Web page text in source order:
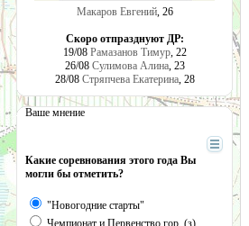
Макаров Евгений, 26
Скоро отпразднуют ДР:
19/08 Рамазанов Тимур, 22
26/08 Сулимова Алина, 23
28/08 Стряпчева Екатерина, 28
Ваше мнение
Какие соревнования этого года Вы
могли бы отметить?
"Новогодние старты"
Чемпионат и Первенство гор. (з)